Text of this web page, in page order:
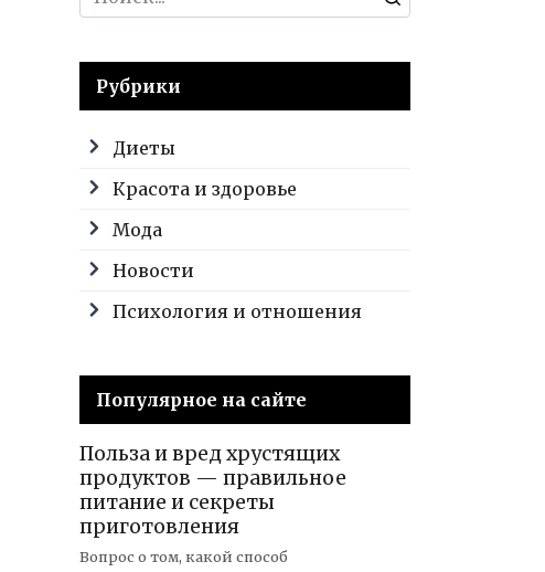
for:
Рубрики
Диеты
Красота и здоровье
Мода
Новости
Психология и отношения
Популярное на сайте
Польза и вред хрустящих
продуктов — правильное
питание и секреты
приготовления
Вопрос о том, какой способ